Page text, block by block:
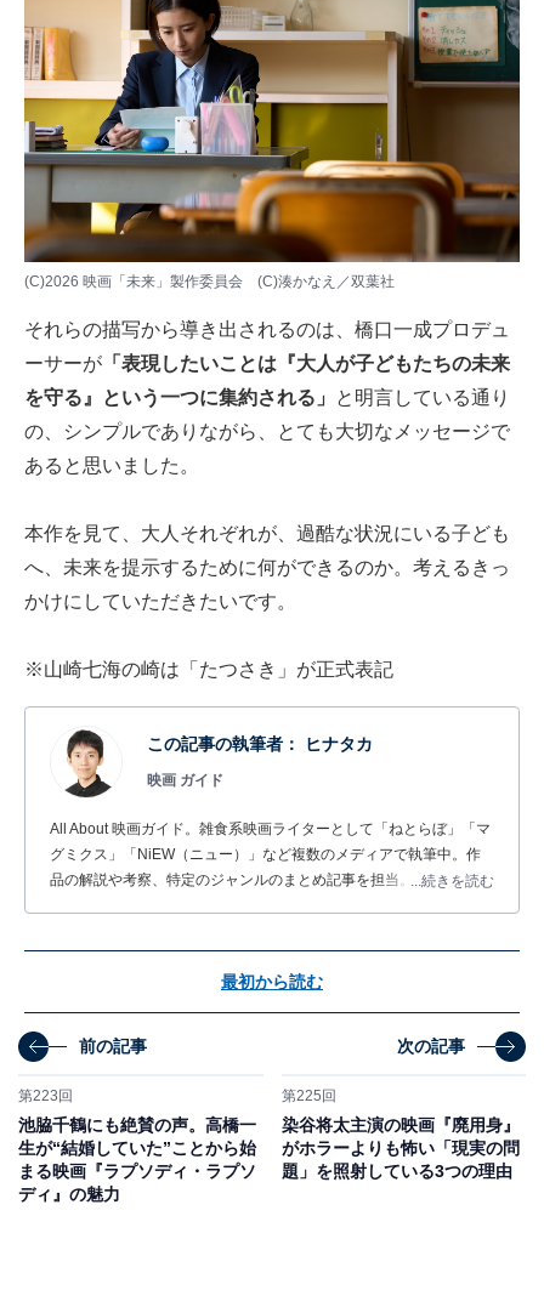
(C)2026 映画「未来」製作委員会 (C)湊かなえ／双葉社
それらの描写から導き出されるのは、橋口一成プロデュ
ーサーが 「表現したいことは『大人が子どもたちの未来
を守る』という一つに集約される」
と明言している通り
の、シンプルでありながら、とても大切なメッセージで
あると思いました。
本作を見て、大人それぞれが、過酷な状況にいる子ども
へ、未来を提示するために何ができるのか。考えるきっ
かけにしていただきたいです。
※山崎七海の崎は「たつさき」が正式表記
この記事の執筆者： ヒナタカ
映画 ガイド
All About 映画ガイド。雑食系映画ライターとして「ねとらぼ」「マ
グミクス」「NiEW（ニュー）」など複数のメディアで執筆中。作
品の解説や考察、特定のジャンルのまとめ記事を担当。2022年「All
...続きを読む
最初から読む
前の記事
第223回
池脇千鶴にも絶賛の声。高橋一
生が“結婚していた”ことから始
まる映画『ラプソディ・ラプソ
ディ』の魅力
次の記事
第225回
染谷将太主演の映画『廃用身』
がホラーよりも怖い「現実の問
題」を照射している3つの理由